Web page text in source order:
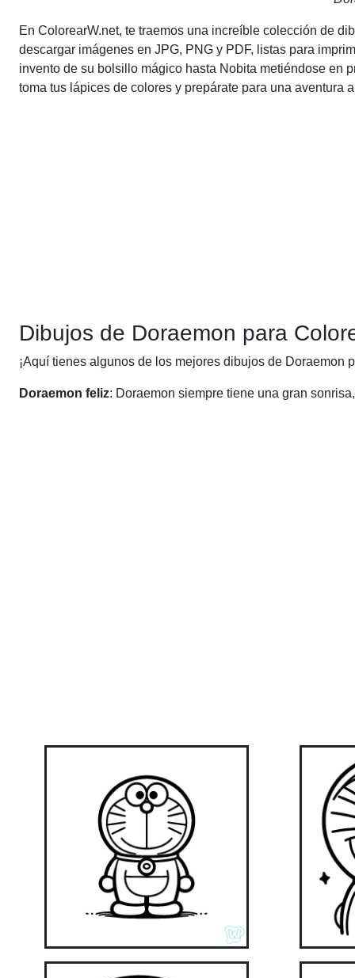
En ColorearW.net, te traemos una increíble colección de
descargar imágenes en JPG, PNG y PDF, listas para
invento de su bolsillo mágico hasta Nobita metiéndose en
toma tus lápices de colores y prepárate para una aventura
Dibujos de Doraemon para
¡Aquí tienes algunos de los mejores dibujos de Doraemon
Doraemon feliz: Doraemon siempre tiene una gran